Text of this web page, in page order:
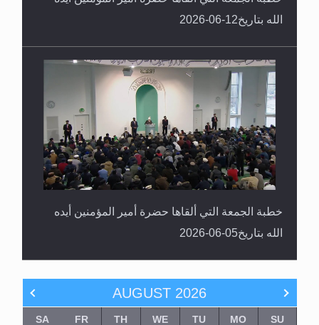
خطبة الجمعة التي ألقاها حضرة أمير المؤمنين أيده
AUGUST 2026
SU
TU
WE
TH
SA
1